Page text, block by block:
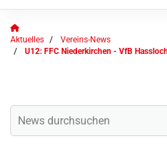
Aktuelles
Vereins-News
U12: FFC Niederkirchen - VfB